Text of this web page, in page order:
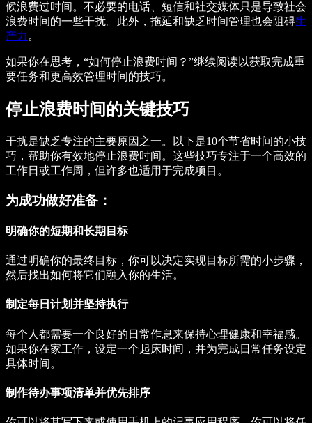
候浪费过时间。不必要的电话、短信和社交媒体只是导致社会
浪费时间的一些干扰。此外，拖延和缺乏时间管理也会阻碍生
产力 。
如果你在思考，“如何停止浪费时间？”继续阅读以获取完成重
要任务和更高效管理时间的技巧。
停止浪费时间的关键技巧
干扰是缺乏专注的主要原因之一。以下是10个节省时间的小技
巧，帮助你有效地停止浪费时间。这些技巧专注于一个高效的
工作日或工作周，但许多也适用于完成项目。
为成功做好准备：
明确你的短期和长期目标
通过明确你的最终目标，你可以决定实现目标所需的小步骤，
然后找出如何将它们融入你的生活。
制定每日计划并坚持执行
每个人都需要一个良好的日常作息来保持心理健康和幸福感。
如果你在家工作，设定一个起床时间，并为完成日常任务设定
具体时间。
制作待办事项清单并优先排序